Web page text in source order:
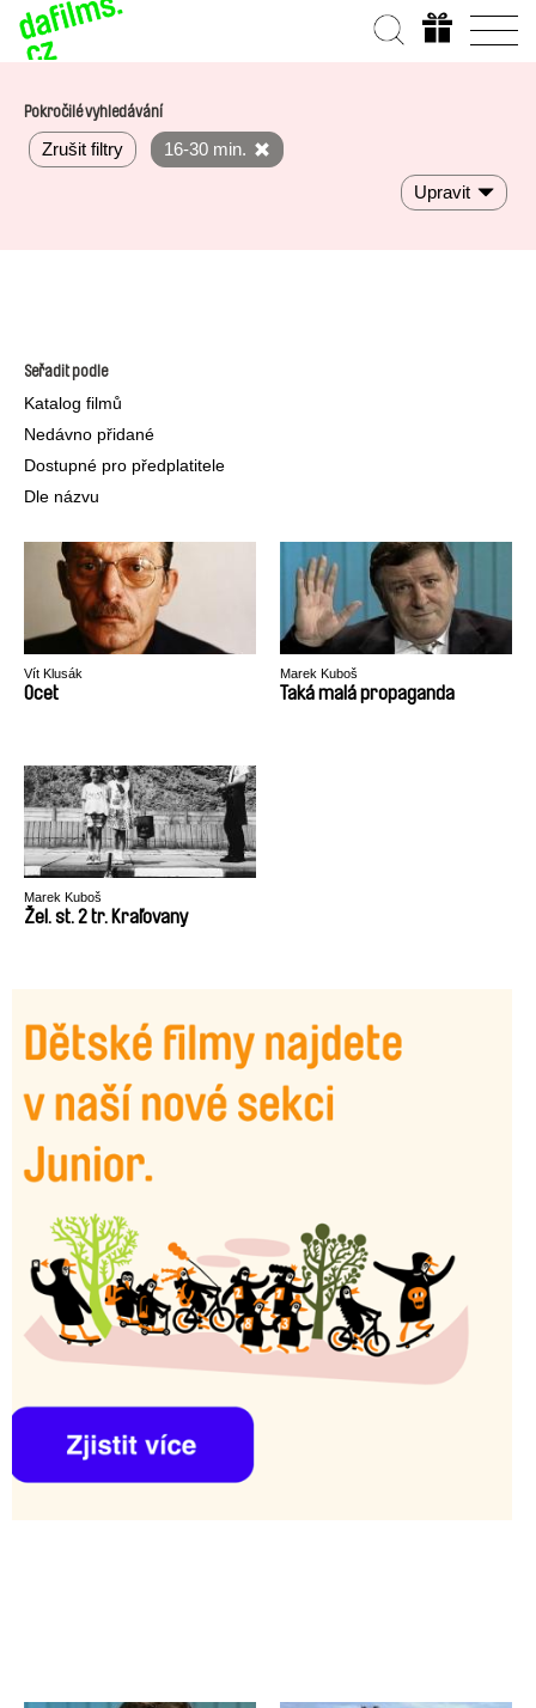
Pokročilé vyhledávání
Zrušit filtry 16-30 min.
Upravit
Seřadit podle
Katalog filmů
Nedávno přidané
Dostupné pro předplatitele
Dle názvu
Vít Klusák
Ocet
Marek Kuboš
Taká malá propaganda
Marek Kuboš
Žel. st. 2 tr. Kraľovany